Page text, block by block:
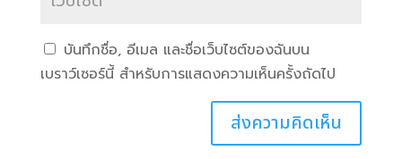
บันทึกชื่อ, อีเมล และชื่อเว็บไซต์ของฉันบน
เบราว์เซอร์นี้ สำหรับการแสดงความเห็นครั้งถัดไป